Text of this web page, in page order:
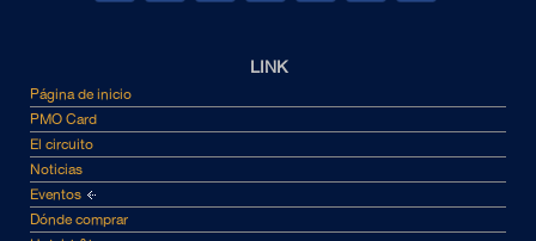
LINK
Página de inicio
PMO Card
El circuito
Noticias
Eventos
Dónde comprar